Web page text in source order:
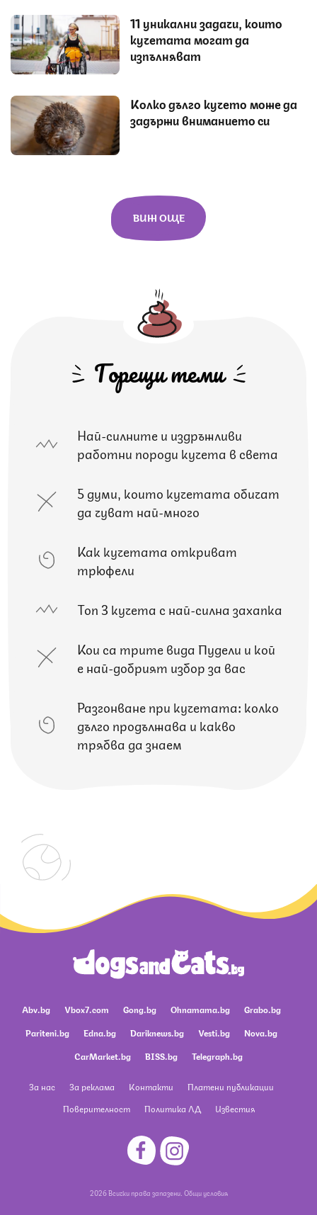
11 уникални задачи, които
кучетата могат да
изпълняват
Колко дълго кучето може да
задържи вниманието си
ВИЖ ОЩЕ
Горещи теми
Най-силните и издръжливи
работни породи кучета в света
5 думи, които кучетата обичат
да чуват най-много
Как кучетата откриват
трюфели
Топ 3 кучета с най-силна захапка
Кои са трите вида Пудели и кой
е най-добрият избор за вас
Разгонване при кучетата: колко
дълго продължава и какво
трябва да знаем
Abv.bg Vbox7.com Gong.bg Ohnamama.bg
Grabo.bg
Pariteni.bg
Edna.bg Dariknews.bg Vesti.bg
Nova.bg
CarMarket.bg
BISS.bg Telegraph.bg
За нас За реклама Контакти
Платени публикации
Поверителност
Политика ЛД Известия
2026 Всички права запазени. Общи условия